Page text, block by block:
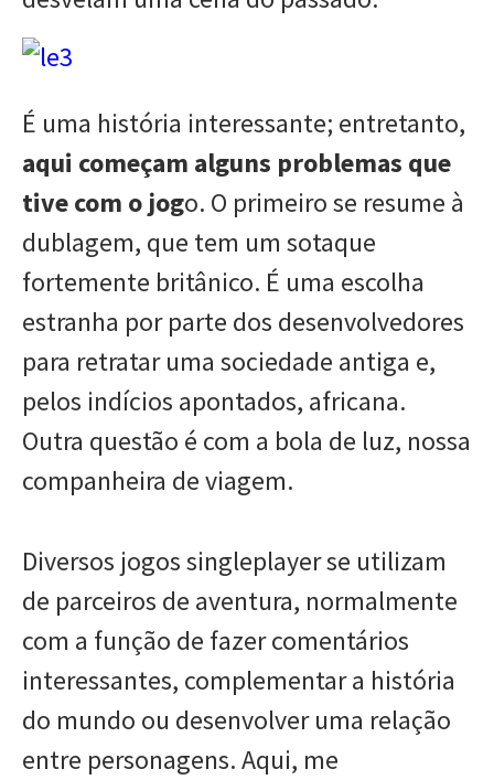
É uma história interessante; entretanto,
aqui começam alguns problemas que
tive com o jogo. O primeiro se resume à
dublagem, que tem um sotaque
fortemente britânico. É uma escolha
estranha por parte dos desenvolvedores
para retratar uma sociedade antiga e,
pelos indícios apontados, africana.
Outra questão é com a bola de luz, nossa
companheira de viagem.
Diversos jogos singleplayer se utilizam
de parceiros de aventura, normalmente
com a função de fazer comentários
interessantes, complementar a história
do mundo ou desenvolver uma relação
entre personagens. Aqui, me